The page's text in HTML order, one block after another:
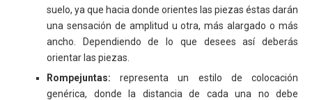
suelo, ya que hacia donde orientes las piezas éstas darán
una sensación de amplitud u otra, más alargado o más
ancho. Dependiendo de lo que desees así deberás
orientar las piezas.
Rompejuntas: representa un estilo de colocación
genérica, donde la distancia de cada una no debe